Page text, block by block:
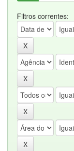
Filtros correntes: